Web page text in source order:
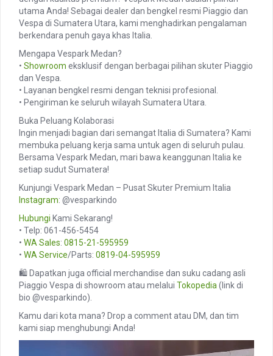
utama Anda! Sebagai dealer dan bengkel resmi Piaggio dan
Vespa di Sumatera Utara, kami menghadirkan pengalaman
berkendara penuh gaya khas Italia.
Mengapa Vespark Medan?
• Showroom eksklusif dengan berbagai pilihan skuter Piaggio
dan Vespa.
• Layanan bengkel resmi dengan teknisi profesional.
• Pengiriman ke seluruh wilayah Sumatera Utara.
Buka Peluang Kolaborasi
Ingin menjadi bagian dari semangat Italia di Sumatera? Kami
membuka peluang kerja sama untuk agen di seluruh pulau.
Bersama Vespark Medan, mari bawa keanggunan Italia ke
setiap sudut Sumatera!
Kunjungi Vespark Medan – Pusat Skuter Premium Italia
Instagram: @vesparkindo
Hubungi Kami Sekarang!
• Telp: 061-456-5454
• WA Sales: 0815-21-595959
• WA Service/Parts: 0819-04-595959
🛍️ Dapatkan juga official merchandise dan suku cadang asli
Piaggio Vespa di showroom atau melalui Tokopedia (link di
bio @vesparkindo).
Kamu dari kota mana? Drop a comment atau DM, dan tim
kami siap menghubungi Anda!